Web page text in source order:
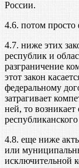
России.
4.6. потом
4.7. ниже этих
республик и
разграничение
этот закон
федеральному
затрагивает
ней, то
4.8. еще ниже
или
исключительной